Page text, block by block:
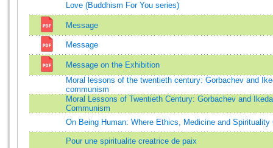
Love (Buddhism For You series)
Message
Message
Message on the Exhibition
Moral lessons of the twentieth century: Gorbachev and
communism
Moral Lessons of Twentieth Century: Gorbachev and
Communism
On Being Human: Where Ethics, Medicine and Spirituality
Pour une spiritualite creatrice de paix